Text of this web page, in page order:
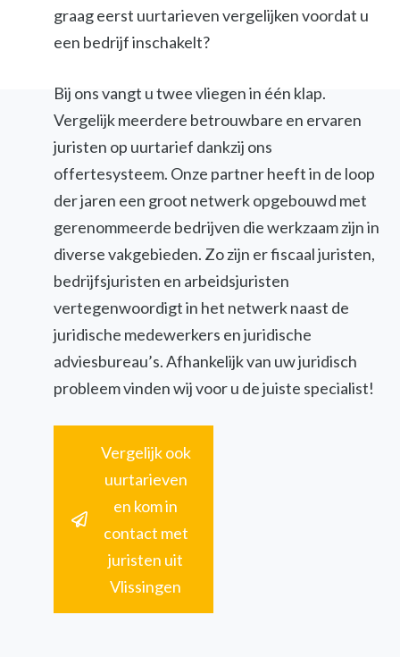
graag eerst uurtarieven vergelijken voordat u
een bedrijf inschakelt?
Bij ons vangt u twee vliegen in één klap.
Vergelijk meerdere betrouwbare en ervaren
juristen op uurtarief dankzij ons
offertesysteem. Onze partner heeft in de loop
der jaren een groot netwerk opgebouwd met
gerenommeerde bedrijven die werkzaam zijn in
diverse vakgebieden. Zo zijn er fiscaal juristen,
bedrijfsjuristen en arbeidsjuristen
vertegenwoordigt in het netwerk naast de
juridische medewerkers en juridische
adviesbureau’s. Afhankelijk van uw juridisch
probleem vinden wij voor u de juiste specialist!
Vergelijk ook
uurtarieven
en kom in
contact met
juristen uit
Vlissingen